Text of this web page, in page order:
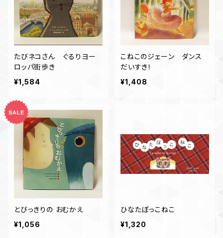
たびネコさん ぐるりヨー
ロッパ街歩き
¥1,584
こねこのジェーン ダンス
だいすき！
¥1,408
とびっきりの おむかえ
¥1,056
ひなたぼっこねこ
¥1,320